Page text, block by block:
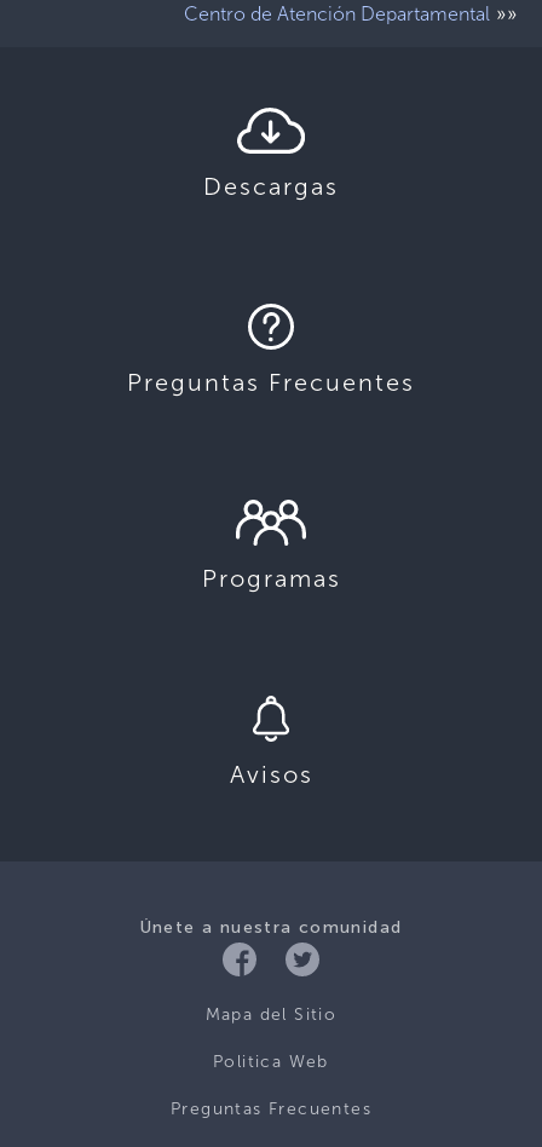
Centro de Atención Departamental »»
Descargas
Preguntas Frecuentes
Programas
Avisos
Únete a nuestra comunidad
Mapa del Sitio
Politica Web
Preguntas Frecuentes